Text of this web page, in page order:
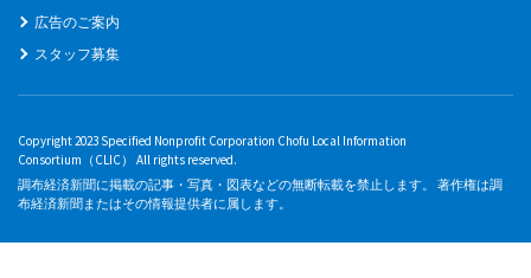
広告のご案内
スタッフ募集
Copyright 2023 Specified Nonprofit Corporation Chofu Local Information
Consortium（CLIC） All rights reserved.
調布経済新聞に掲載の記事・写真・図表などの無断転載を禁止します。 著作権は調
布経済新聞またはその情報提供者に属します。